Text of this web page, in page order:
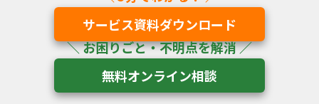
サービス資料ダウンロード
無料オンライン相談